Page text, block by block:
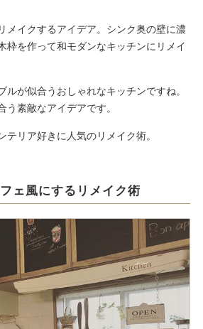
メイクするアイデア。シンク奥の壁に濃
枠を作って和モダンなキッチンにリメイ
ルが似合うおしゃれなキッチンですね。
う素敵なアイデアです。
テリア好きに人気のリメイク術。
ェ風にするリメイク術